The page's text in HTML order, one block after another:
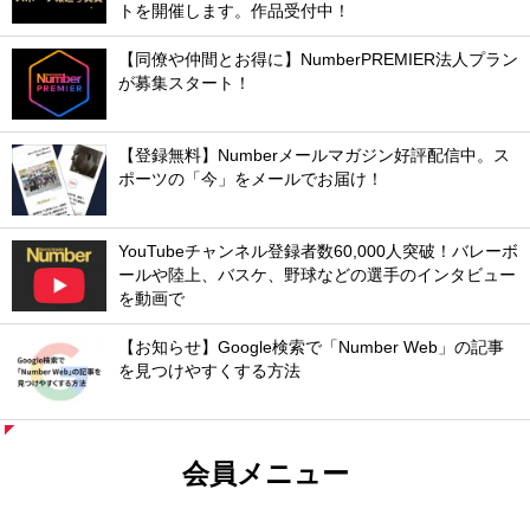
トを開催します。作品受付中！
【同僚や仲間とお得に】NumberPREMIER法人プラン
が募集スタート！
【登録無料】Numberメールマガジン好評配信中。ス
ポーツの「今」をメールでお届け！
YouTubeチャンネル登録者数60,000人突破！バレーボ
ールや陸上、バスケ、野球などの選手のインタビュー
を動画で
【お知らせ】Google検索で「Number Web」の記事
を見つけやすくする方法
会員メニュー